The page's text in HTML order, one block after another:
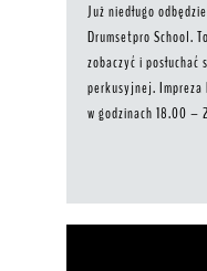
Już niedługo
Drumsetpro School.
zobaczyć i
perkusyjnej. Impreza
w godzinach 18.00 –